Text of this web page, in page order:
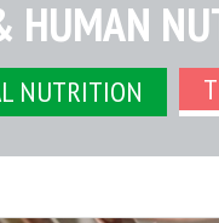
HUMAN
NUTRITION